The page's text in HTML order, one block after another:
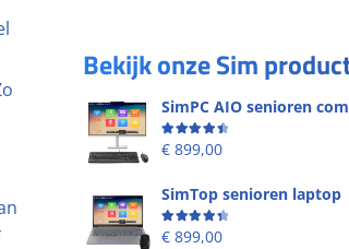
Bekijk onze Sim
SimPC AIO senioren
Beoordeling
€ 899,00
SimTop senioren laptop
Beoordeling
€ 899,00